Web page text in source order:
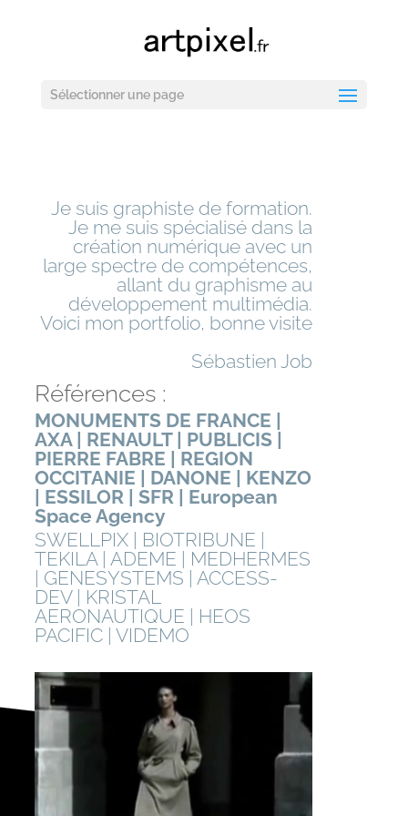
Sélectionner une page
Je suis graphiste de formation.
Je me suis spécialisé dans la
création numérique avec un
large spectre de compétences,
allant du graphisme au
développement multimédia.
Voici mon portfolio, bonne visite
Sébastien Job
Références :
MONUMENTS DE FRANCE |
AXA | RENAULT | PUBLICIS |
PIERRE FABRE | REGION
OCCITANIE | DANONE | KENZO
| ESSILOR | SFR | European
Space Agency
SWELLPIX | BIOTRIBUNE |
TEKILA | ADEME | MEDHERMES
| GENESYSTEMS | ACCESS-
DEV | KRISTAL
AERONAUTIQUE | HEOS
PACIFIC | VIDEMO